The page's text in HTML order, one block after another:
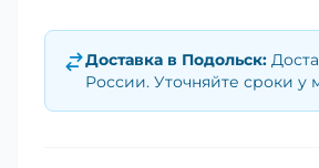
Доставка в Подольск:
России. Уточняйте сроки у